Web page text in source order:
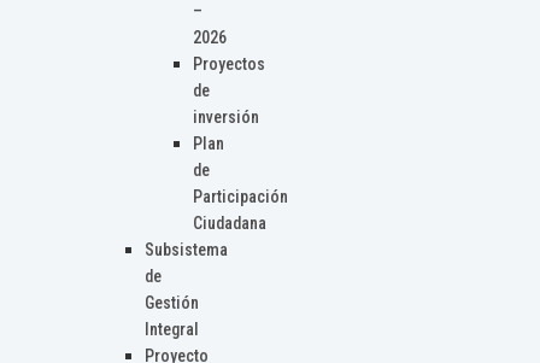
–
2026
Proyectos
de
inversión
Plan
de
Participación
Ciudadana
Subsistema
de
Gestión
Integral
Proyecto